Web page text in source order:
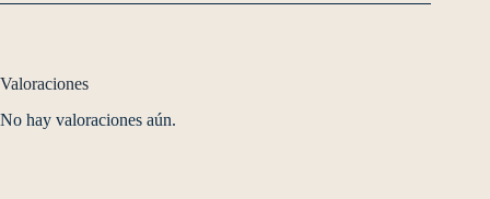
Valoraciones
No hay valoraciones aún.